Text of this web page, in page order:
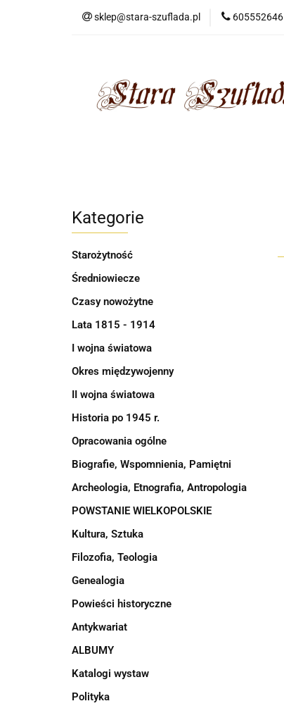
sklep@stara-szuflada.pl 605552646
NOWOŚCI
Kategorie
Starożytność
Średniowiecze
Czasy nowożytne
Lata 1815 - 1914
I wojna światowa
Okres międzywojenny
II wojna światowa
Historia po 1945 r.
Opracowania ogólne
Biografie, Wspomnienia, Pamiętni
Archeologia, Etnografia, Antropologia
POWSTANIE WIELKOPOLSKIE
Kultura, Sztuka
Filozofia, Teologia
Genealogia
Powieści historyczne
Antykwariat
ALBUMY
Katalogi wystaw
Polityka